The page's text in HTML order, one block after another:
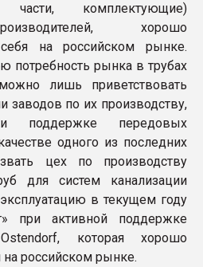
комплектующие)
хорошо
на российском рынке.
потребность рынка в трубах
лишь приветствовать
заводов по их производству,
поддержке передовых
одного из последних
цех по производству
для систем канализации
в текущем году
при активной поддержке
которая хорошо
российском рынке.